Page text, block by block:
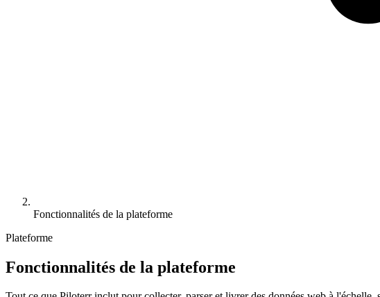
Fonctionnalités de la plateforme
Plateforme
Fonctionnalités de la plateforme